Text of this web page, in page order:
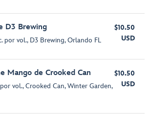
D3 Brewing
por vol., D3 Brewing, Orlando FL
$10.50
USD
Mango de Crooked Can
vol., Crooked Can, Winter Garden,
$10.50
USD